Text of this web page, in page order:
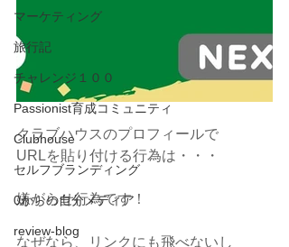
マーケティング
旅行記
チャレンジ１００
Passionist育成コミュニティ
Clubhouse
セルフブランディング
0からの自分メディア
review-blog
クラブハウスのプロフィールで
URLを貼り付ける行為は・・・
嫌がらせ行為です！
なぜなら、リンクにも飛べないし